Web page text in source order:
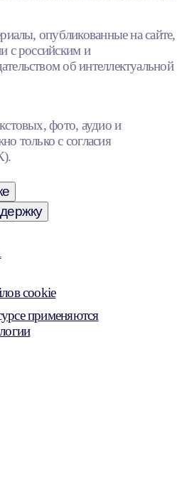
опубликованные на сайте,
с российским и
об интеллектуальной
фото, аудио и
только с согласия
cookie
применяются